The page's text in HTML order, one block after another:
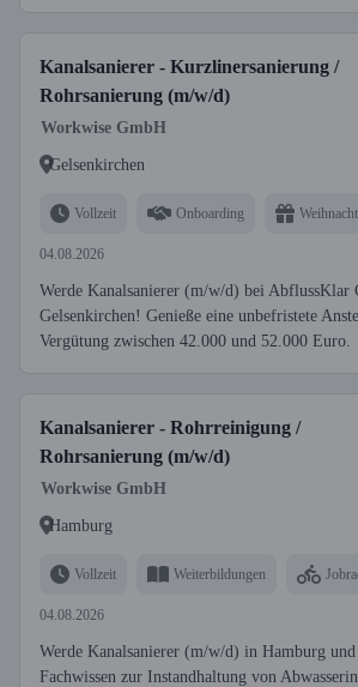
Kanalsanierer - Kurzlinersanierung /
Rohrsanierung (m/w/d)
Workwise GmbH
Gelsenkirchen
Vollzeit Onboarding
04.08.2026
Werde Kanalsanierer (m/w/d) bei AbflussKlar
Gelsenkirchen! Genieße eine unbefristete
Vergütung zwischen 42.000 und 52.000 Euro.
Kanalsanierer - Rohrreinigung /
Rohrsanierung (m/w/d)
Workwise GmbH
Hamburg
Vollzeit Weiterbildungen
04.08.2026
Werde Kanalsanierer (m/w/d) in Hamburg
Fachwissen zur Instandhaltung von